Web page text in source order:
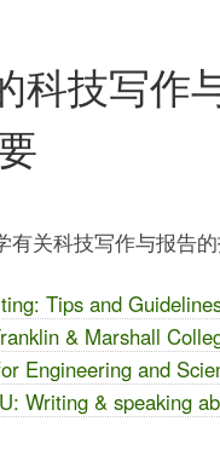
科技写作
关科技写作与报告
Tips and
& Marshall
Engineering and
Writing & speaking